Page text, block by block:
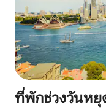
ที่พักช่วงวันหยุ